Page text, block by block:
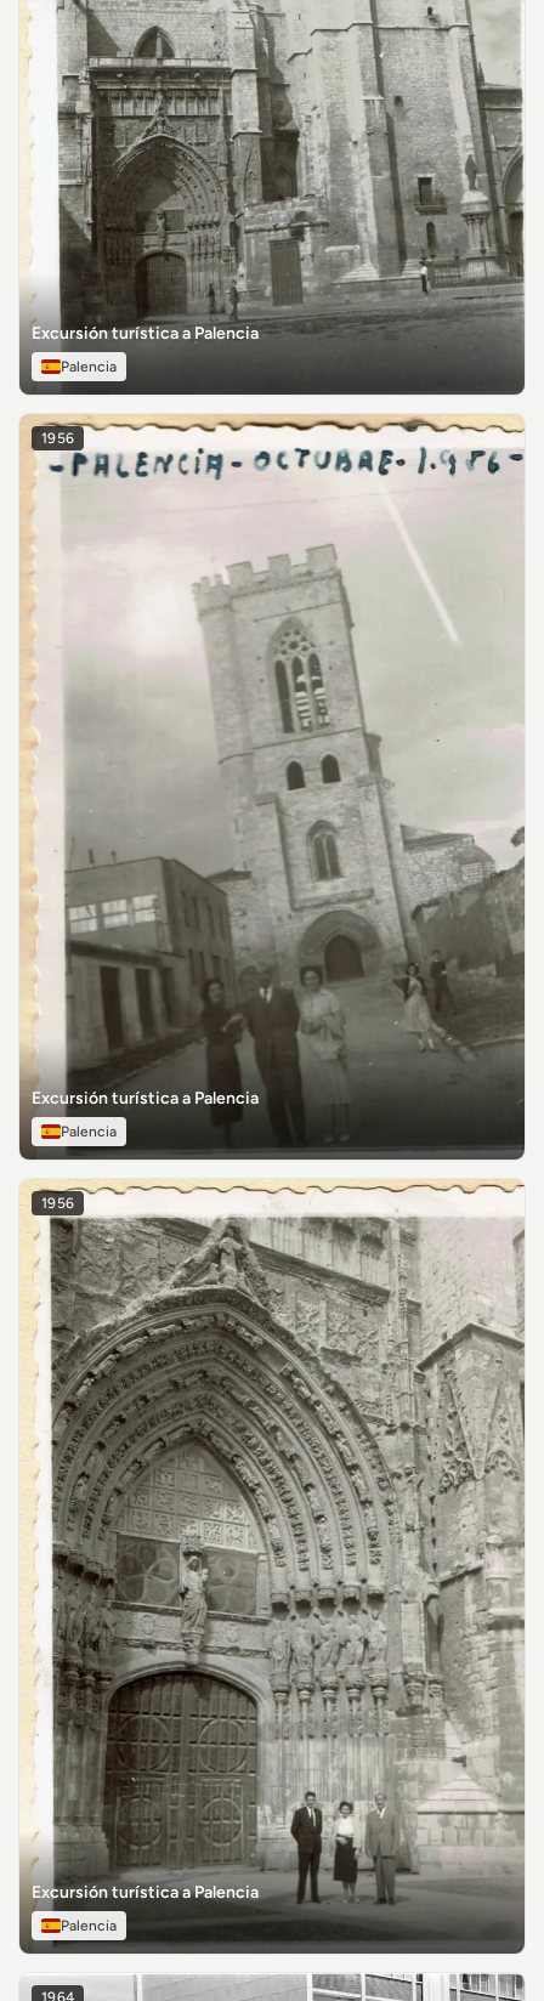
Excursión turística a Palencia
Palencia
1956
Excursión turística a Palencia
Palencia
1956
Excursión turística a Palencia
Palencia
1964